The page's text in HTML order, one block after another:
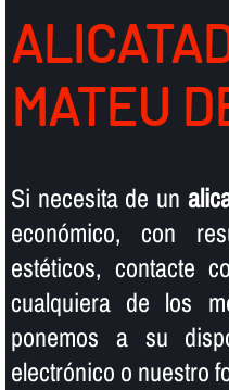
MATEU
Si necesita de un
económico, con
estéticos, contacte
cualquiera de los
ponemos a su
electrónico o nuestro